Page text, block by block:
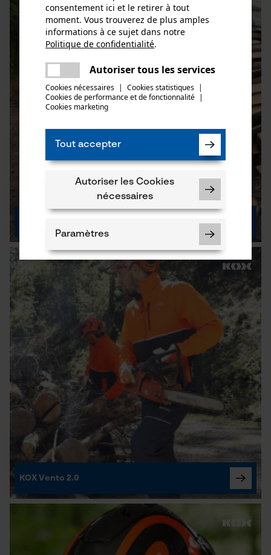
KOX Vento 2.0
consentement ici et le retirer à tout
moment. Vous trouverez de plus amples
informations à ce sujet dans notre
Politique de confidentialité.
Autoriser tous les services
Cookies nécessaires | Cookies statistiques |
Cookies de performance et de fonctionnalité |
Cookies marketing
Tout accepter
Autoriser les Cookies
nécessaires
Paramètres
Cookies nécessaires
Vérifier linstallation de cookies
ID de session
Sauvegarder les préférences
pour traitement des données
Econda Tag Manager
Cookies statistiques
Une erreur s'est produite. Veuillez
essayer encore.
partager
partager
mail